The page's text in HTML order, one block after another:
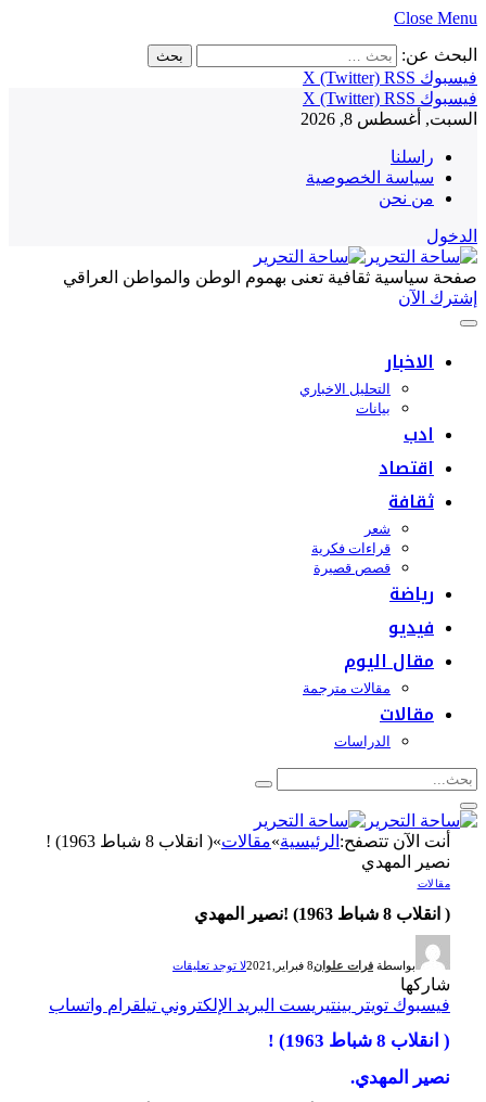
Close Menu
البحث عن:
فيسبوك
X (Twitter) RSS
فيسبوك
X (Twitter) RSS
السبت, أغسطس 8, 2026
راسلنا
سياسة الخصوصية
من نحن
الدخول
صفحة سياسية ثقافية تعنى بهموم الوطن والمواطن العراقي
إشترك الآن
الاخبار
التحليل الاخباري
بيانات
ادب
اقتصاد
ثقافة
شعر
قراءات فكرية
قصص قصيرة
رياضة
فيديو
مقال اليوم
مقالات مترجمة
مقالات
الدراسات
أنت الآن تتصفح:الرئيسية»مقالات»
( انقلاب 8 شباط 1963) !
نصير المهدي
مقالات
( انقلاب 8 شباط 1963) !نصير المهدي
بواسطة فرات علوان 8 فبراير,2021 لا توجد تعليقات
شاركها
فيسبوك تويتر بينتيريست البريد الإلكتروني تيلقرام واتساب
( انقلاب 8 شباط 1963) !
نصير المهدي.